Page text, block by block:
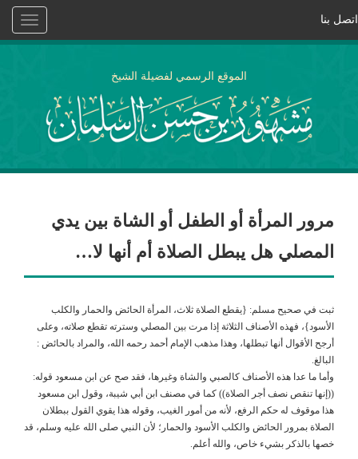
Toggle
اتصل بنا
الموقع الرسمي لفضيلة الشيخ
مرور المرأة أو الطفل أو الشاة بين يدي
المصلي هل يبطل الصلاة أم أنها لا…
ثبت في صحيح مسلم: {يقطع الصلاة ثلاث، المرأة الحائض والحمار والكلب
الأسود}، فهذه الأصناف الثلاثة إذا مرت بين المصلي وسترته تقطع صلاته، وعلى
أرجح الأقوال أنها تبطلها، وهذا مذهب الإمام أحمد رحمه الله، والمراد بالحائض :
البالغ.
وأما ما عدا هذه الأصناف كالصبي والشاة وغيرها، فقد صح عن ابن مسعود قوله:
((إنها تنقص نصف أجر الصلاة)) كما في مصنف ابن أبي شيبة، وقول ابن مسعود
هذا موقوف له حكم الرفع، لأنه من أمور الغيب، وقوله هذا يقوي القول ببطلان
الصلاة بمرور الحائض والكلب الأسود والحمار؛ لأن النبي صلى الله عليه وسلم، قد
خصها بالذكر بشيء خاص، والله أعلم.